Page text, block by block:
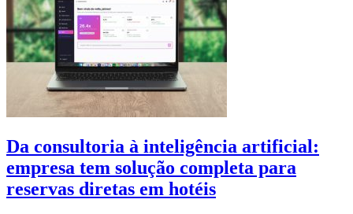
Da consultoria à inteligência artificial:
empresa tem solução completa para
reservas diretas em hotéis